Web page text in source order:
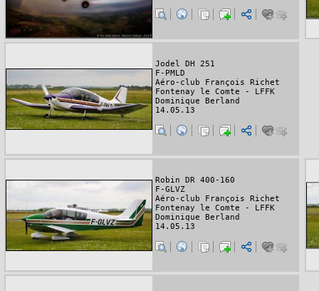
Jodel DH 251
F-PMLD
Aéro-club François Richet
Fontenay le Comte - LFFK
Dominique Berland
14.05.13
Robin DR 400-160
F-GLVZ
Aéro-club François Richet
Fontenay le Comte - LFFK
Dominique Berland
14.05.13